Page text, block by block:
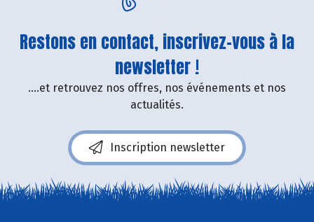
Restons en contact, inscrivez-vous à la
newsletter !
....et retrouvez nos offres, nos événements et nos
actualités.
Inscription newsletter